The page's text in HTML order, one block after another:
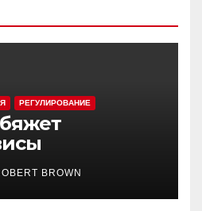
РЕГУЛИРОВАНИЕ
переводы из-
BROWN